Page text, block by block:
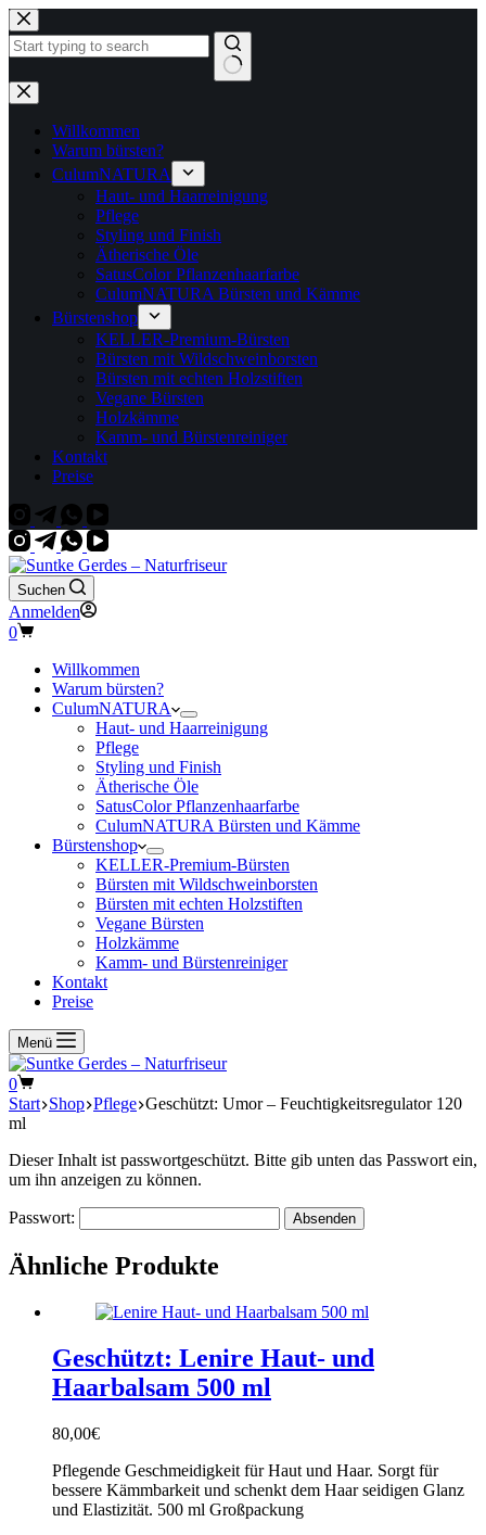
Zum
Inhalt
springen
Keine
Ergebnisse
Willkommen
Warum bürsten?
CulumNATURA
Haut- und Haarreinigung
Pflege
Styling und Finish
Ätherische Öle
SatusColor Pflanzenhaarfarbe
CulumNATURA Bürsten und Kämme
Bürstenshop
KELLER-Premium-Bürsten
Bürsten mit Wildschweinborsten
Bürsten mit echten Holzstiften
Vegane Bürsten
Holzkämme
Kamm- und Bürstenreiniger
Kontakt
Preise
Suchen
Anmelden
Warenkorb
0
Willkommen
Warum bürsten?
CulumNATURA
Haut- und Haarreinigung
Pflege
Styling und Finish
Ätherische Öle
SatusColor Pflanzenhaarfarbe
CulumNATURA Bürsten und Kämme
Bürstenshop
KELLER-Premium-Bürsten
Bürsten mit Wildschweinborsten
Bürsten mit echten Holzstiften
Vegane Bürsten
Holzkämme
Kamm- und Bürstenreiniger
Kontakt
Preise
Menü
Warenkorb
0
Start Shop Pflege Geschützt: Umor – Feuchtigkeitsregulator 120
ml
Dieser Inhalt ist passwortgeschützt. Bitte gib unten das Passwort ein,
um ihn anzeigen zu können.
Passwort:
Ähnliche Produkte
Geschützt: Lenire Haut- und
Haarbalsam 500 ml
80,00€
Pflegende Geschmeidigkeit für Haut und Haar. Sorgt für
bessere Kämmbarkeit und schenkt dem Haar seidigen Glanz
und Elastizität. 500 ml Großpackung